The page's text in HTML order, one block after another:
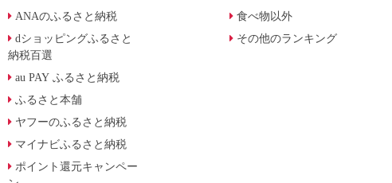
ANAのふるさと納税
dショッピングふるさと
納税百選
au PAY ふるさと納税
ふるさと本舗
ヤフーのふるさと納税
マイナビふるさと納税
ポイント還元キャンペー
食べ物以外
その他のランキング